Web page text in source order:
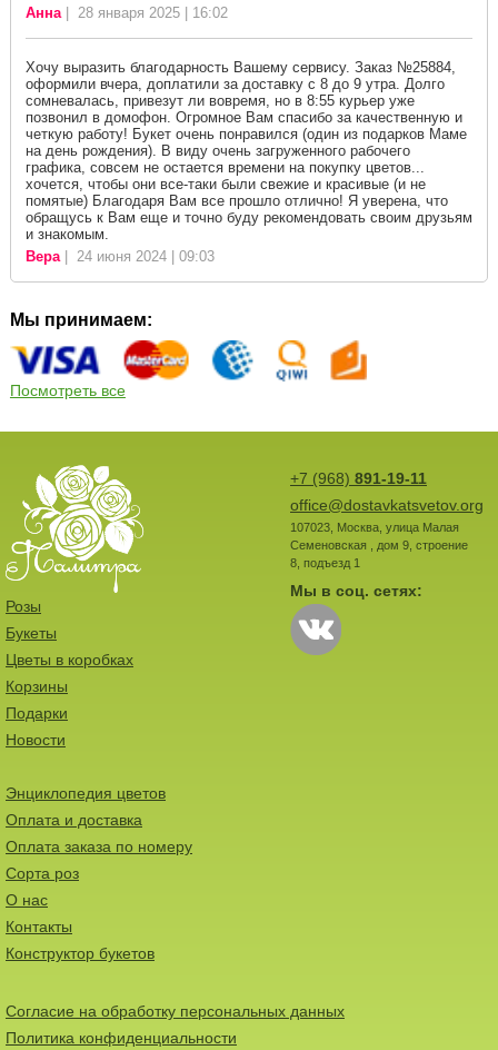
Анна| 28 января 2025 | 16:02
Хочу выразить благодарность Вашему сервису. Заказ №25884,
оформили вчера, доплатили за доставку с 8 до 9 утра. Долго
сомневалась, привезут ли вовремя, но в 8:55 курьер уже
позвонил в домофон. Огромное Вам спасибо за качественную и
четкую работу! Букет очень понравился (один из подарков Маме
на день рождения). В виду очень загруженного рабочего
графика, совсем не остается времени на покупку цветов...
хочется, чтобы они все-таки были свежие и красивые (и не
помятые) Благодаря Вам все прошло отлично! Я уверена, что
обращусь к Вам еще и точно буду рекомендовать своим друзьям
и знакомым.
Вера| 24 июня 2024 | 09:03
Мы принимаем:
Посмотреть все
+7 (968) 891-19-11
office@dostavkatsvetov.org
107023, Москва, улица Малая
Семеновская , дом 9, строение
8, подъезд 1
Мы в соц. сетях:
Розы
Букеты
Цветы в коробках
Корзины
Подарки
Новости
Энциклопедия цветов
Оплата и доставка
Оплата заказа по номеру
Сорта роз
О нас
Контакты
Конструктор букетов
Согласие на обработку персональных данных
Политика конфиденциальности